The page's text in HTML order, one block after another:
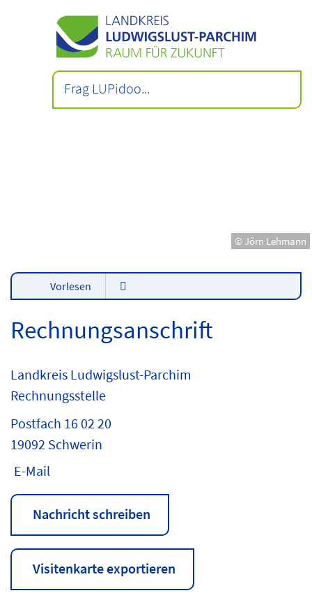
© Jörn Lehmann
Vorlesen
Rechnungsanschrift
Landkreis Ludwigslust-Parchim
Rechnungsstelle
Postfach 16 02 20
19092 Schwerin
E-Mail
Nachricht schreiben
Visitenkarte exportieren